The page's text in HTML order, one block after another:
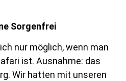
Sorgenfrei
nur möglich, wenn man
ist. Ausnahme: das
Wir hatten mit unseren